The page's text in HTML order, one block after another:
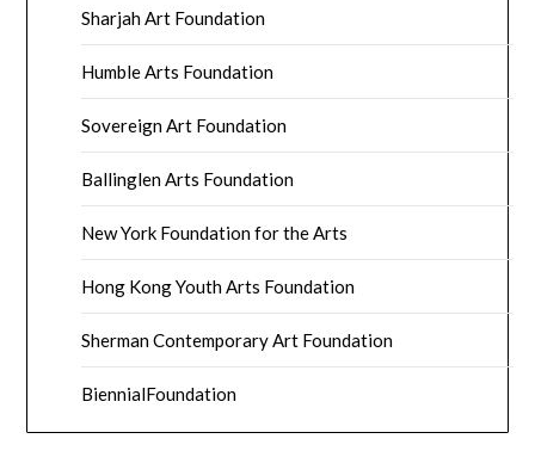
Sharjah Art Foundation
Humble Arts Foundation
Sovereign Art Foundation
Ballinglen Arts Foundation
New York Foundation for the Arts
Hong Kong Youth Arts Foundation
Sherman Contemporary Art Foundation
BiennialFoundation